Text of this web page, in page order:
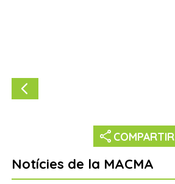
share COMPARTIR
Notícies de la MACMA